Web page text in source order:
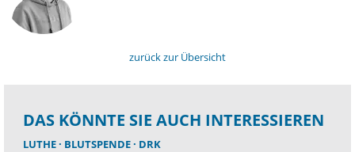
zurück zur Übersicht
DAS KÖNNTE SIE AUCH INTERESSIEREN
LUTHE BLUTSPENDE DRK